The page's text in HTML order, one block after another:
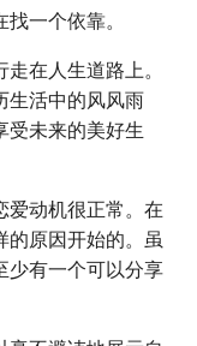
一个依靠。
在人生道路上。
生活中的风风雨
受未来的美好生
爱动机很正常。在
的原因开始的。虽
少有一个可以分享